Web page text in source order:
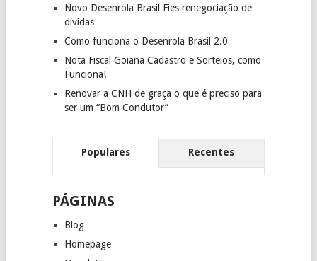
Novo Desenrola Brasil Fies renegociação de
dívidas
Como funciona o Desenrola Brasil 2.0
Nota Fiscal Goiana Cadastro e Sorteios, como
Funciona!
Renovar a CNH de graça o que é preciso para
ser um “Bom Condutor”
Populares Recentes
PÁGINAS
Blog
Homepage